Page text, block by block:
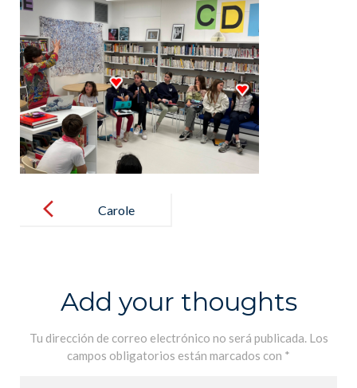
navigation
Carole
Imaginaire
Add your thoughts
Tu dirección de correo electrónico no será publicada. Los
campos obligatorios están marcados con *